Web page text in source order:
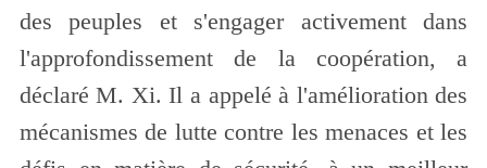
des peuples et s'engager activement dans
l'approfondissement de la coopération, a
déclaré M. Xi. Il a appelé à l'amélioration des
mécanismes de lutte contre les menaces et les